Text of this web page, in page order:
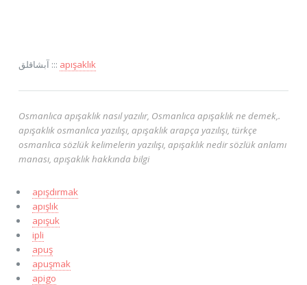
آبشاقلق ::: apışaklık
Osmanlıca apışaklık nasıl yazılır, Osmanlıca apışaklık ne demek,.
apışaklık osmanlıca yazılışı, apışaklık arapça yazılışı, türkçe
osmanlıca sözlük kelimelerin yazılışı, apışaklık nedir sözlük anlamı
manası, apışaklık hakkında bilgi
apışdırmak
apışlık
apışuk
ipli
apuş
apuşmak
apigo